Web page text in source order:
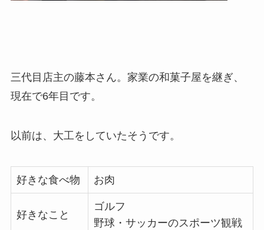
三代目店主の藤本さん。家業の和菓子屋を継ぎ、
現在で6年目です。
以前は、大工をしていたそうです。
好きな食べ物 お肉
好きなこと
ゴルフ
野球・サッカーのスポーツ観戦